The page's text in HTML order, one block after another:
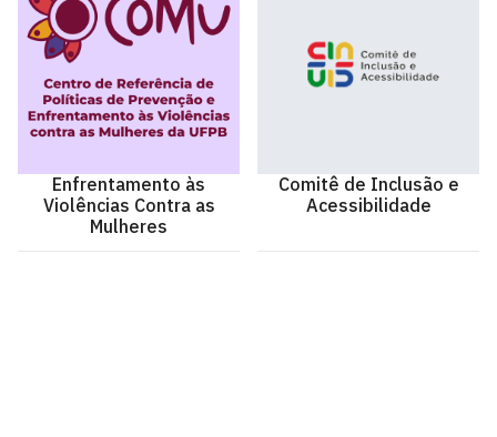
Enfrentamento às
Violências Contra as
Mulheres
Comitê de Inclusão e
Acessibilidade